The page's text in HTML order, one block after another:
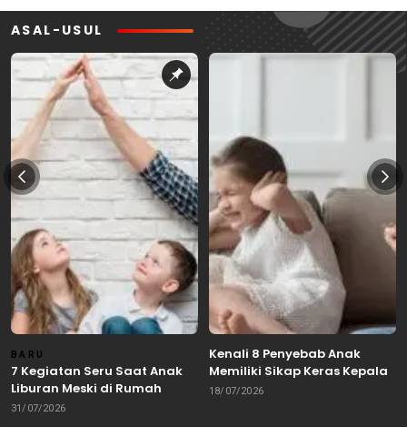
ASAL-USUL
BARU
7 Kegiatan Seru Saat Anak
Liburan Meski di Rumah
31/07/2026
Kenali 8 Penyebab Anak
Memiliki Sikap Keras Kepala
18/07/2026